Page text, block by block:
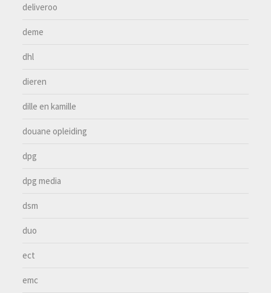
deliveroo
deme
dhl
dieren
dille en kamille
douane opleiding
dpg
dpg media
dsm
duo
ect
emc